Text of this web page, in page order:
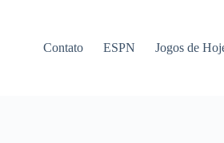
Contato ESPN Jogos de